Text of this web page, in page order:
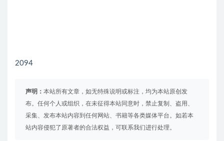
2094
声明： 本站所有文章，如无特殊说明或标注，均为本站原创发
布。任何个人或组织，在未征得本站同意时，禁止复制、盗用、
采集、发布本站内容到任何网站、书籍等各类媒体平台。如若本
站内容侵犯了原著者的合法权益，可联系我们进行处理。